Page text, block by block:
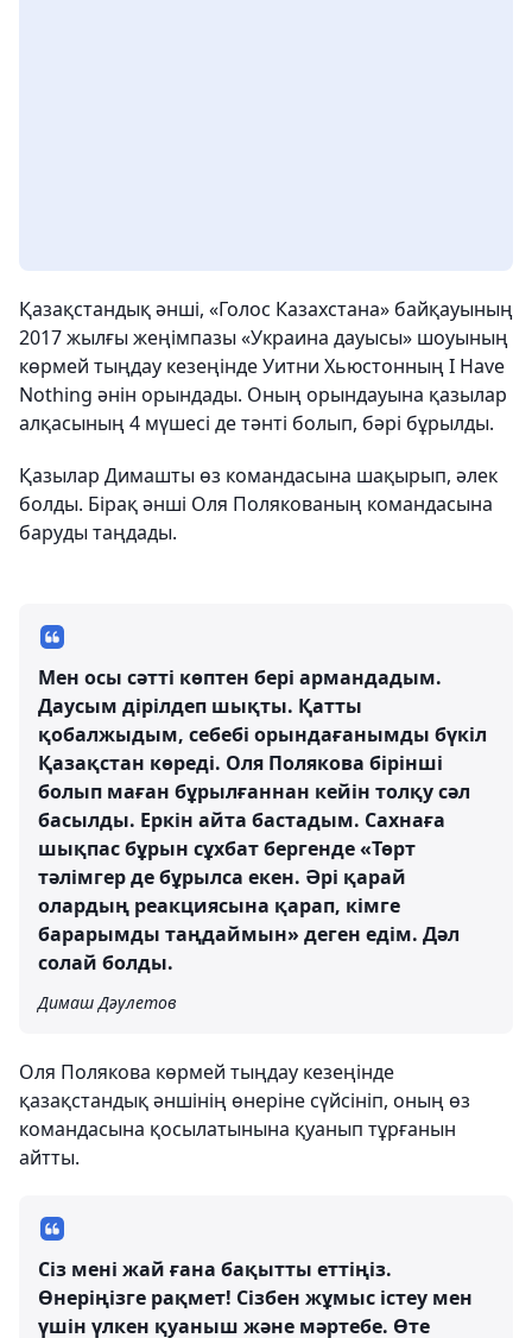
Қазақстандық әнші, «Голос Казахстана» байқауының
2017 жылғы жеңімпазы «Украина дауысы» шоуының
көрмей тыңдау кезеңінде Уитни Хьюстонның I Have
Nothing әнін орындады. Оның орындауына қазылар
алқасының 4 мүшесі де тәнті болып, бәрі бұрылды.
Қазылар Димашты өз командасына шақырып, әлек
болды. Бірақ әнші Оля Полякованың командасына
баруды таңдады.
Мен осы сәтті көптен бері армандадым.
Даусым дірілдеп шықты. Қатты
қобалжыдым, себебі орындағанымды бүкіл
Қазақстан көреді. Оля Полякова бірінші
болып маған бұрылғаннан кейін толқу сәл
басылды. Еркін айта бастадым. Сахнаға
шықпас бұрын сұхбат бергенде «Төрт
тәлімгер де бұрылса екен. Әрі қарай
олардың реакциясына қарап, кімге
барарымды таңдаймын» деген едім. Дәл
солай болды.
Димаш Дәулетов
Оля Полякова көрмей тыңдау кезеңінде
қазақстандық әншінің өнеріне сүйсініп, оның өз
командасына қосылатынына қуанып тұрғанын
айтты.
Сіз мені жай ғана бақытты еттіңіз.
Өнеріңізге рақмет! Сізбен жұмыс істеу мен
үшін үлкен қуаныш және мәртебе. Өте